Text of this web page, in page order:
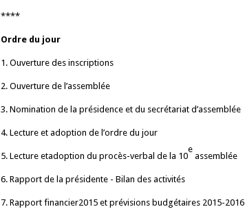
****
Ordre du jour
1. Ouverture des inscriptions
2. Ouverture de l’assemblée
3. Nomination de la présidence et du secrétariat d’assemblée
4. Lecture et adoption de l’ordre du jour
5. Lecture etadoption du procès-verbal de la 10
e
assemblée
6. Rapport de la présidente - Bilan des activités
7. Rapport financier2015 et prévisions budgétaires 2015-2016